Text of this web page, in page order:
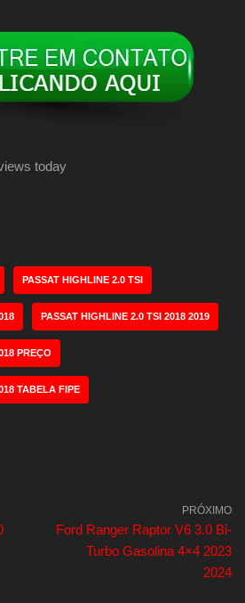
today
PASSAT HIGHLINE 2.0 TSI
PASSAT HIGHLINE 2.0 TSI 2018 2019
PREÇO
TABELA FIPE
PRÓXIMO
Ford Ranger Raptor V6 3.0 Bi-
Turbo Gasolina 4×4 2023
2024